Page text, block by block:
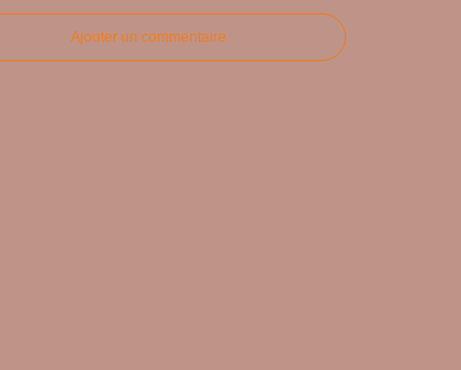
Ajouter un commentaire